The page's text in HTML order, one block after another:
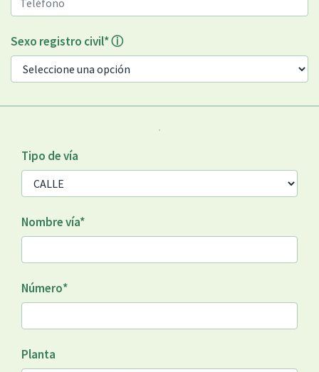
Sexo registro civil*ⓘ
Tipo de vía
Nombre vía*
Número*
Planta